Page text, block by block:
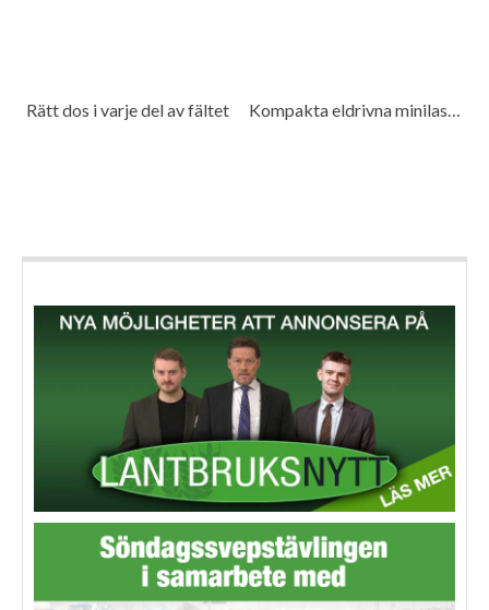
Rätt dos i varje del av fältet Kompakta eldrivna minilastare för många miljöer